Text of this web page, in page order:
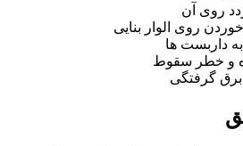
روی آن
روی الوار بنایی
داربست ها
و خطر سقوط
گرفتگی